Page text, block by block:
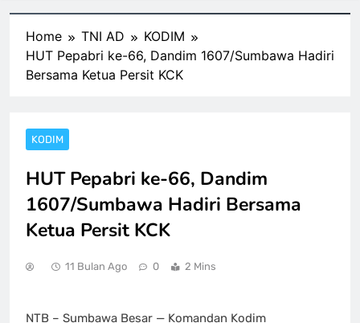
Home TNI AD
KODIM
HUT Pepabri ke-66, Dandim 1607/Sumbawa Hadiri
Bersama Ketua Persit KCK ‎
KODIM
HUT Pepabri ke-66, Dandim
1607/Sumbawa Hadiri Bersama
Ketua Persit KCK ‎
11 Bulan Ago 0 2 Mins
‎NTB – Sumbawa Besar — Komandan Kodim